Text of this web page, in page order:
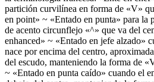
partición curvilínea en forma de «V»
en point» ~ «Entado en punta» para la
de acento circunflejo «^» que va del
enhanced» ~ «Entado en jefe alzado»
nace por encima del centro,
del escudo, manteniendo la forma de «
~ «Entado en punta caído» cuando el